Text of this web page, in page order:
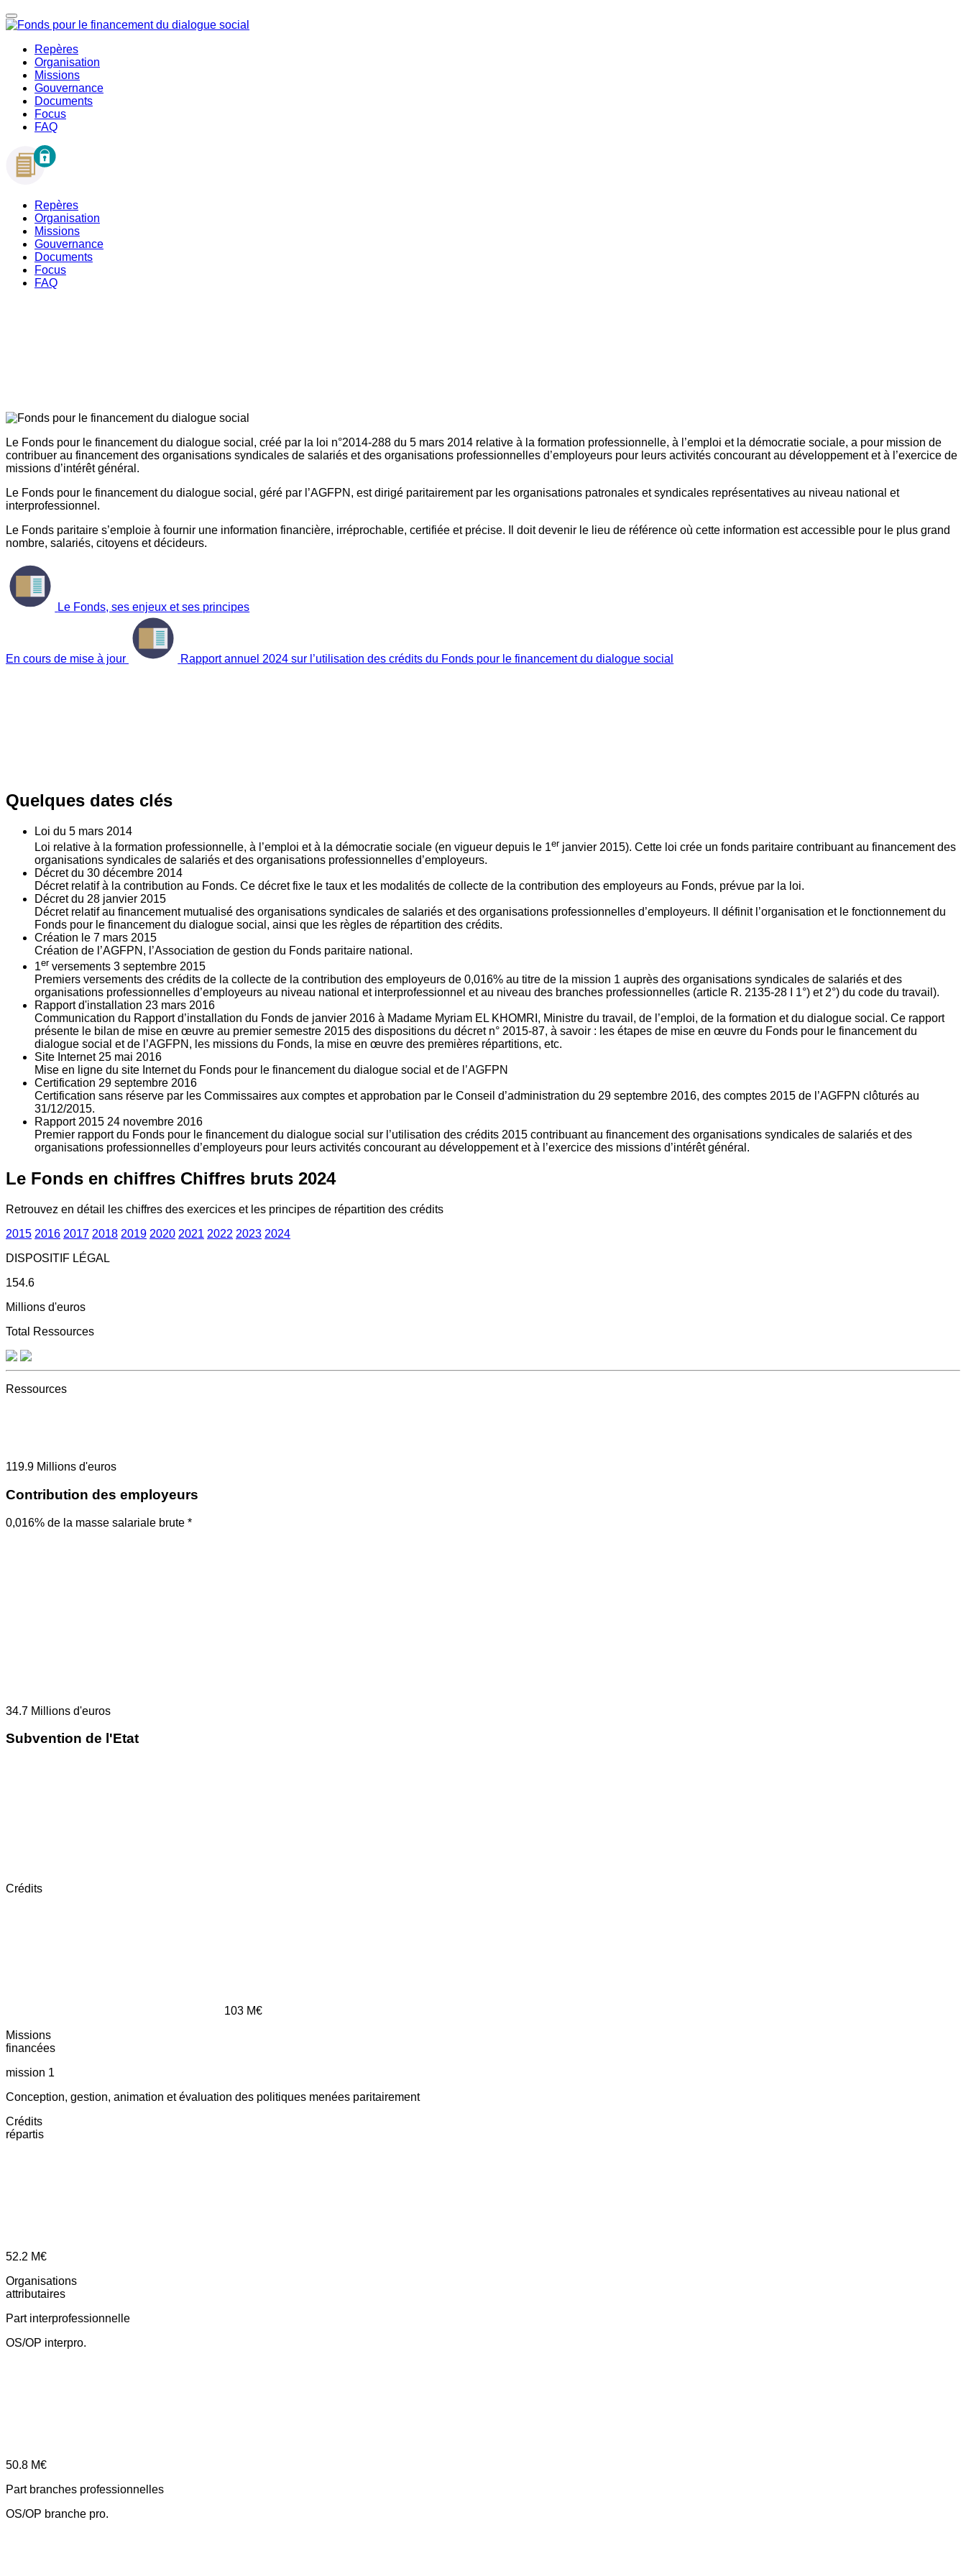
Repères
Organisation
Missions
Gouvernance
Documents
Focus
FAQ
Repères
Organisation
Missions
Gouvernance
Documents
Focus
FAQ
Le Fonds pour le financement du dialogue social, créé par la loi n°2014-288 du 5 mars 2014 relative à la formation professionnelle, à l’emploi et la démocratie sociale, a pour mission de
contribuer au financement des organisations syndicales de salariés et des organisations professionnelles d’employeurs pour leurs activités concourant au développement et à l’exercice de
missions d’intérêt général.
Le Fonds pour le financement du dialogue social, géré par l’AGFPN, est dirigé paritairement par les organisations patronales et syndicales représentatives au niveau national et
interprofessionnel.
Le Fonds paritaire s’emploie à fournir une information financière, irréprochable, certifiée et précise. Il doit devenir le lieu de référence où cette information est accessible pour le plus grand
nombre, salariés, citoyens et décideurs.
Le Fonds, ses enjeux et ses principes
En cours de mise à jour Rapport annuel 2024 sur l’utilisation des crédits du Fonds pour le financement du dialogue social
Quelques dates clés
Loi du 5 mars 2014
Loi relative à la formation professionnelle, à l’emploi et à la démocratie sociale (en vigueur depuis le 1er janvier 2015). Cette loi crée un fonds paritaire contribuant au financement des
organisations syndicales de salariés et des organisations professionnelles d’employeurs.
Décret du 30 décembre 2014
Décret relatif à la contribution au Fonds. Ce décret fixe le taux et les modalités de collecte de la contribution des employeurs au Fonds, prévue par la loi.
Décret du 28 janvier 2015
Décret relatif au financement mutualisé des organisations syndicales de salariés et des organisations professionnelles d’employeurs. Il définit l’organisation et le fonctionnement du
Fonds pour le financement du dialogue social, ainsi que les règles de répartition des crédits.
Création le 7 mars 2015
Création de l’AGFPN, l’Association de gestion du Fonds paritaire national.
1er versements 3 septembre 2015
Premiers versements des crédits de la collecte de la contribution des employeurs de 0,016% au titre de la mission 1 auprès des organisations syndicales de salariés et des
organisations professionnelles d’employeurs au niveau national et interprofessionnel et au niveau des branches professionnelles (article R. 2135‐28 I 1°) et 2°) du code du travail).
Rapport d'installation 23 mars 2016
Communication du Rapport d’installation du Fonds de janvier 2016 à Madame Myriam EL KHOMRI, Ministre du travail, de l’emploi, de la formation et du dialogue social. Ce rapport
présente le bilan de mise en œuvre au premier semestre 2015 des dispositions du décret n° 2015-87, à savoir : les étapes de mise en œuvre du Fonds pour le financement du
dialogue social et de l’AGFPN, les missions du Fonds, la mise en œuvre des premières répartitions, etc.
Site Internet 25 mai 2016
Mise en ligne du site Internet du Fonds pour le financement du dialogue social et de l’AGFPN
Certification 29 septembre 2016
Certification sans réserve par les Commissaires aux comptes et approbation par le Conseil d’administration du 29 septembre 2016, des comptes 2015 de l’AGFPN clôturés au
31/12/2015.
Rapport 2015 24 novembre 2016
Premier rapport du Fonds pour le financement du dialogue social sur l’utilisation des crédits 2015 contribuant au financement des organisations syndicales de salariés et des
organisations professionnelles d’employeurs pour leurs activités concourant au développement et à l’exercice des missions d’intérêt général.
Le Fonds en chiffres Chiffres bruts 2024
Retrouvez en détail les chiffres des exercices et les principes de répartition des crédits
2015 2016 2017 2018 2019 2020 2021 2022 2023 2024
DISPOSITIF LÉGAL
154.6
Millions d'euros
Total Ressources
Ressources
119.9 Millions d'euros
Contribution des employeurs
0,016% de la masse salariale brute *
34.7 Millions d'euros
Subvention de l'Etat
Crédits
103 M€
Missions
financées
mission 1
Conception, gestion, animation et évaluation des politiques menées paritairement
Crédits
répartis
52.2 M€
Organisations
attributaires
Part interprofessionnelle
OS/OP interpro.
50.8 M€
Part branches professionnelles
OS/OP branche pro.